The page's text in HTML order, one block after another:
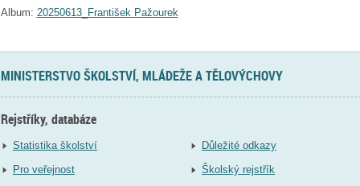
Album: 20250613_František Pažourek
MINISTERSTVO ŠKOLSTVÍ, MLÁDEŽE A TĚLOVÝCHOVY
Rejstříky, databáze
Statistika školství
Pro veřejnost
Důležité odkazy
Školský rejstřík